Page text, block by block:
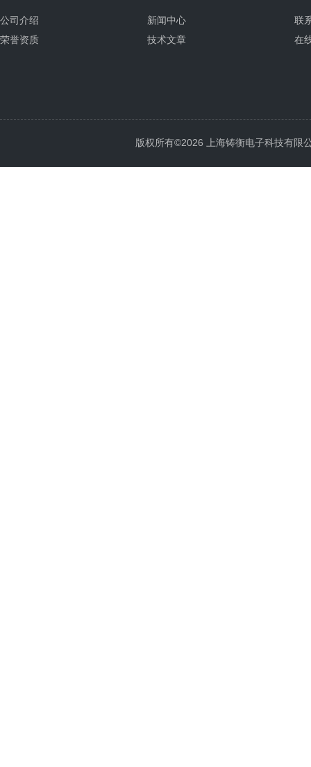
公司介绍
荣誉资质
新闻中心
技术文章
联
在
版权所有©2026 上海铸衡电子科技有